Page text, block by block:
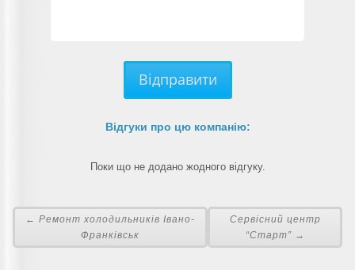
Відправити
Відгуки про цю компанію:
Поки що не додано жодного відгуку.
← Ремонт холодильників Івано-
Франківськ
Сервісний центр
“Старт” →